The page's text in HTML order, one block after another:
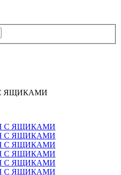
ЯЩИКАМИ